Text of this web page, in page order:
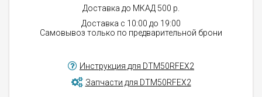
Доставка до МКАД 500 р.
Доставка с 10:00 до 19:00
Самовывоз только по предварительной брони
Инструкция для DTM50RFEX2
Запчасти для DTM50RFEX2